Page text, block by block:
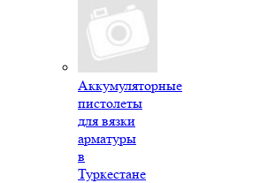
Аккумуляторные
пистолеты
для вязки
арматуры
в
Туркестане